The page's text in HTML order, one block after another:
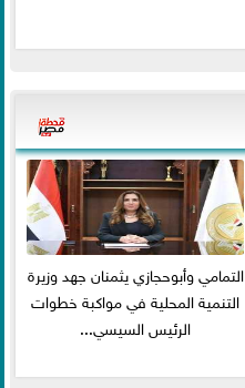
التمامي وأبوحجازي يثمنان جهد وزيرة
التنمية المحلية في مواكبة خطوات
الرئيس السيسي...